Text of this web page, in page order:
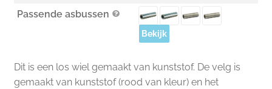
Dit is een los wiel gemaakt van kunststof. De velg is
gemaakt van kunststof (rood van kleur) en het
Passende asbussen
Bekijk